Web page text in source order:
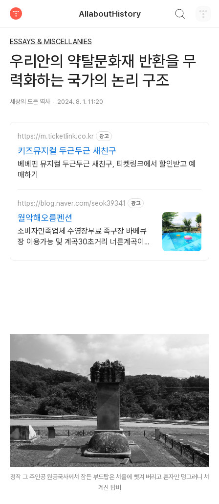
AllaboutHistory
ESSAYS & MISCELLANIES
우리안의 약탈문화재 반환을 무
력화하는 국가의 논리 구조
세상의 모든 역사 2024. 8. 1. 11:20
https://m.ticketlink.co.kr 광고
키즈뮤지컬 두근두근 새친구
베베핀 뮤지컬 두근두근 새친구, 티켓링크에서 할인받고 예
매하기
https://blog.naver.com/seok39341 광고
월악해오름펜션
소비자만족업체 수영장무료 족구장 바베큐
장 이용가능 및 계곡30초거리 너른계곡이
정작 그 주인공 원공국사께서 잠든 부도탑은 서울에 뺏겨 버리고 혼자만 덩그러니 서
계신 탑비